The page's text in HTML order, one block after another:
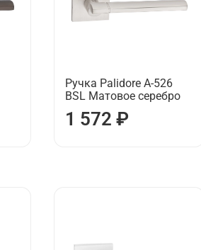
Ручка Palidore А-526
BSL Матовое серебро
1 572 ₽